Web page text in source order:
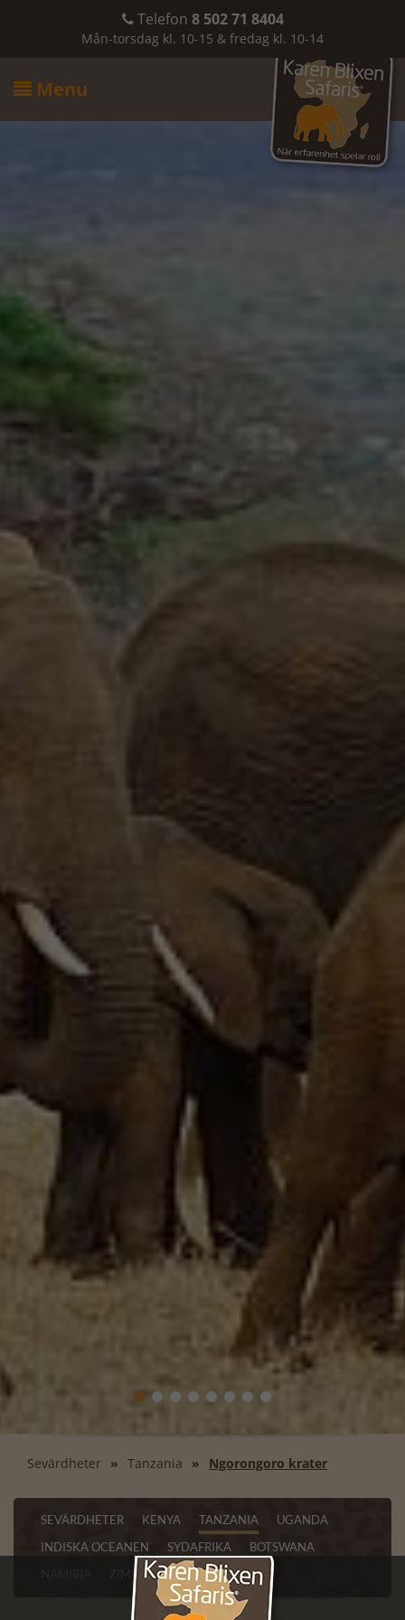
Telefon 8 502 71 8404
Mån-torsdag kl. 10-15 & fredag kl. 10-14
 Menu
Sevärdheter Tanzania Ngorongoro krater
SEVÄRDHETER KENYA TANZANIA
UGANDA
INDISKA OCEANEN
SYDAFRIKA
BOTSWANA
ZIMBABWE